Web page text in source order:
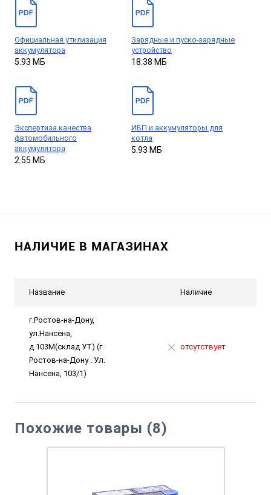
Официальная утилизация
аккумулятора
5.93 МБ
Зарядные и пуско-зарядные
устройство
18.38 МБ
Экспертиза качества
фвтомобильного
аккумулятора
2.55 МБ
ИБП и аккумуляторы для
котла
5.93 МБ
НАЛИЧИЕ В МАГАЗИНАХ
Название Наличие
г.Ростов-на-Дону,
ул.Нансена,
д.103М(склад УТ) (г.
Ростов-на-Дону . Ул.
Нансена, 103/1)
отсутствует
Похожие товары (8)